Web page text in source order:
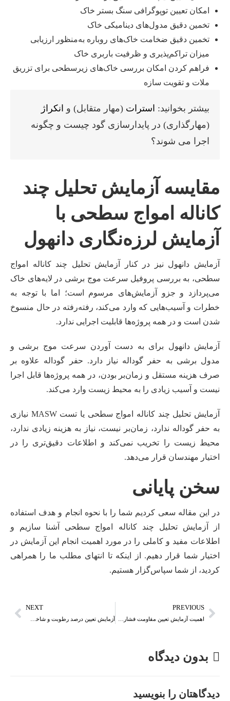
امکان تعیین توپوگرافی سنگ بستر خاک
تخمین دقیق مدول‌های دینامیکی خاک
تخمین دقیق ضخامت خاک‌های روباره به‌منظور ارزیابی
میزان تراکم‌پذیری و ظرفیت باربری خاک
فراهم کردن امکان بررسی خاک‌های زیرسطحی برای تزریق
ملات و تقویت سازه
بیشتر بخوانید: استرات (مهار متقابل) و انکراژ
(مهارگذاری) در پایدارسازی گود چیست و چگونه
اجرا می شوند؟
مقایسه آزمایش تحلیل چند
کاناله امواج سطحی با
آزمایش لرزه‌نگاری دانهول
آزمایش دانهول نیز در کنار آزمایش تحلیل چند کاناله امواج
سطحی، به بررسی پروفیل سرعت موج برشی در لایه‌های خاک
می‌پردازد و جزو آزمایش‌های مرسوم است؛ اما با توجه به
خطرات و آسیب‌هایی که وارد می‌کند، رفته‌رفته در حال منسوخ
شدن است و در همه پروژه‌ها قابلیت اجرایی ندارد.
آزمایش دانهول برای به دست آوردن سرعت موج برشی و
مدول برشی به حفر گوداله نیاز دارد. حفر گوداله علاوه بر
صرف هزینه مستقل و زمان‌بر بودن، در همه پروژه‌ها قابل اجرا
نیست و آسیب زیادی را به محیط زیست وارد می‌کند.
آزمایش تحلیل چند کاناله امواج سطحی یا تست MASW نیازی
به حفر گوداله ندارد، زمان‌بر نیست، نیاز به هزینه زیادی ندارد،
محیط زیست را تخریب نمی‌کند و اطلاعات دقیق‌تری را در
اختیار مهندسان قرار می‌دهد.
سخن پایانی
در این مقاله سعی کردیم شما را با نحوه انجام و هدف استفاده
از آزمایش تحلیل چند کاناله امواج سطحی آشنا سازیم و
اطلاعات مفید و کاملی را در مورد اهمیت انجام این آزمایش در
اختیار شما قرار دهیم. از اینکه تا انتهای مطلب ما را همراهی
کردید، از شما سپاس‌گزار هستیم.
PREVIOUS
NEXT
بدون دیدگاه
دیدگاهتان را بنویسید